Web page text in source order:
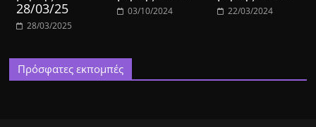
28/03/25
28/03/2025
03/10/2024 22/03/2024
Πρόσφατες εκπομπές